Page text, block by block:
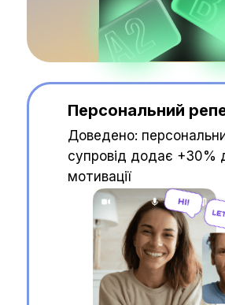
Персональний
Доведено:
супровід додає +30%
мотивації